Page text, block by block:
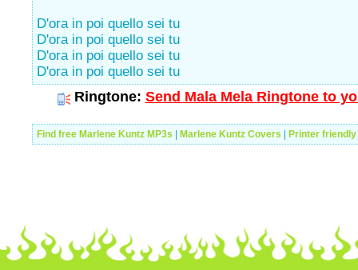
D'ora in poi quello sei tu
D'ora in poi quello sei tu
D'ora in poi quello sei tu
D'ora in poi quello sei tu
Ringtone: Send Mala Mela Ringtone to
Find free Marlene Kuntz MP3s Marlene Kuntz Covers Printer